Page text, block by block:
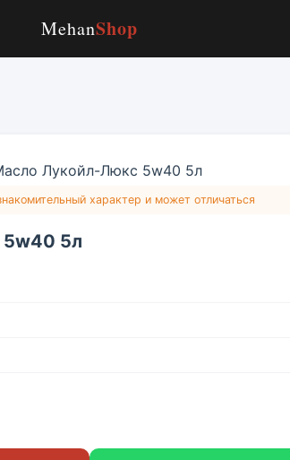
MehanShop
характер и может отличаться
5л